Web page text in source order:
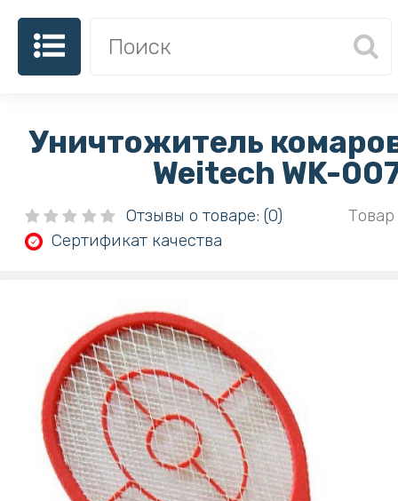
Уничтожитель
Weitech WK-
Отзывы о товаре: (0)
Товар
Сертификат качества